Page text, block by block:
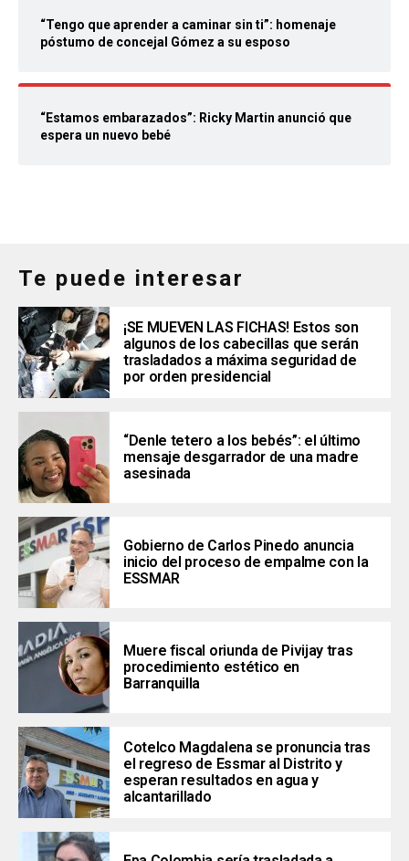
“Tengo que aprender a caminar sin ti”: homenaje
póstumo de concejal Gómez a su esposo
“Estamos embarazados”: Ricky Martin anunció que
espera un nuevo bebé
Te puede interesar
¡SE MUEVEN LAS FICHAS! Estos son
algunos de los cabecillas que serán
trasladados a máxima seguridad de
por orden presidencial
“Denle tetero a los bebés”: el último
mensaje desgarrador de una madre
asesinada
Gobierno de Carlos Pinedo anuncia
inicio del proceso de empalme con la
ESSMAR
Muere fiscal oriunda de Pivijay tras
procedimiento estético en
Barranquilla
Cotelco Magdalena se pronuncia tras
el regreso de Essmar al Distrito y
esperan resultados en agua y
alcantarillado